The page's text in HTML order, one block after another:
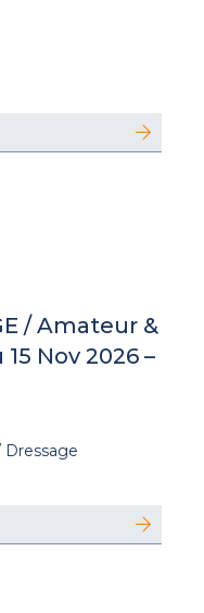
/ Amateur &
Nov 2026 –